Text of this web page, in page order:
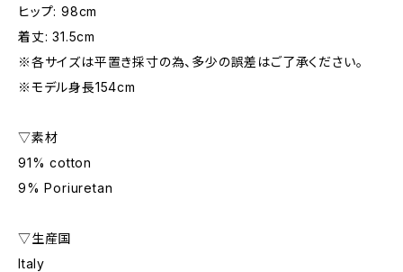
ヒップ: 98cm
着丈: 31.5cm
※各サイズは平置き採寸の為、多少の誤差はご了承ください。
※モデル身長154cm
▽素材
91% cotton
9% Poriuretan
▽生産国
Italy